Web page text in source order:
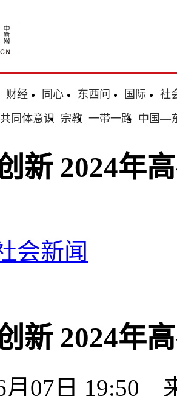
财经 同心 东西问 国际
社
同体意识 宗教 一带一路 中国—
新 2024年
会新闻
新 2024年
月07日 19:50